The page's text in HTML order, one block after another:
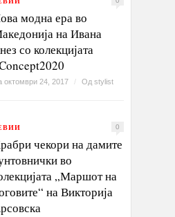
модна ера во
на Ивана
со колекцијата
октомври 24, 2017 / Од stylist
0
чекори на дамите
во
„Маршот на
на Викторија